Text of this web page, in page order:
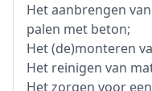
Het aanbrengen
palen met beton;
Het (de)monteren
Het reinigen van
Het zorgen voor